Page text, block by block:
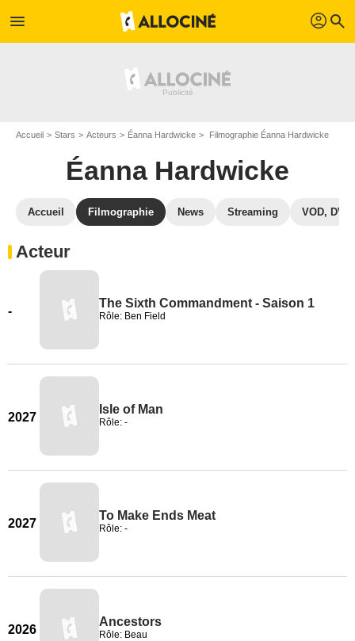
menu profil search
Accueil Stars Acteurs Éanna Hardwicke Filmographie Éanna Hardwicke
Éanna Hardwicke
Accueil Filmographie News Streaming VOD, DVD
Acteur
-
The Sixth Commandment - Saison 1
Rôle: Ben Field
2027
Isle of Man
Rôle: -
2027
To Make Ends Meat
Rôle: -
2026
Ancestors
Rôle: Beau